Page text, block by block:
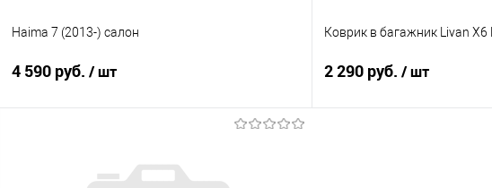
Haima 7 (2013-) салон
4 590 руб. / шт
Коврик в багажник Livan X6
2 290 руб. / шт